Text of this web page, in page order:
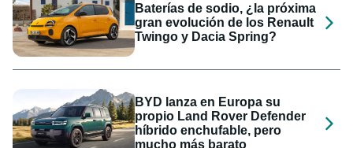
Baterías de sodio, ¿la próxima
gran evolución de los Renault
Twingo y Dacia Spring?
BYD lanza en Europa su
propio Land Rover Defender
híbrido enchufable, pero
mucho más barato